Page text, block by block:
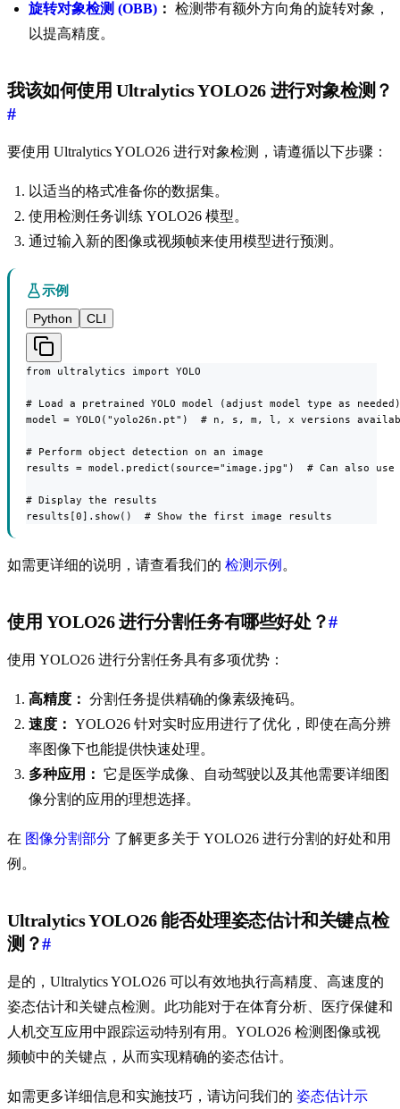
旋转对象检测 (OBB) ： 检测带有额外方向角的旋转对象，
以提高精度。
我该如何使用 Ultralytics YOLO26 进行对象检测？
#
要使用 Ultralytics YOLO26 进行对象检测，请遵循以下步骤：
以适当的格式准备你的数据集。
使用检测任务训练 YOLO26 模型。
通过输入新的图像或视频帧来使用模型进行预测。
示例
Python
CLI
from ultralytics import YOLO
# Load a pretrained YOLO model (adjust model type as needed)
model = YOLO("yolo26n.pt")  # n, s, m, l, x versions
# Perform object detection on an image
results = model.predict(source="image.jpg")  # Can also
# Display the results
results[0].show()  # Show the first image results
如需更详细的说明，请查看我们的 检测示例 。
使用 YOLO26 进行分割任务有哪些好处？#
使用 YOLO26 进行分割任务具有多项优势：
高精度： 分割任务提供精确的像素级掩码。
速度： YOLO26 针对实时应用进行了优化，即使在高分辨
率图像下也能提供快速处理。
多种应用： 它是医学成像、自动驾驶以及其他需要详细图
像分割的应用的理想选择。
在 图像分割部分 了解更多关于 YOLO26 进行分割的好处和用
例。
Ultralytics YOLO26 能否处理姿态估计和关键点检
测？#
是的，Ultralytics YOLO26 可以有效地执行高精度、高速度的
姿态估计和关键点检测。此功能对于在体育分析、医疗保健和
人机交互应用中跟踪运动特别有用。YOLO26 检测图像或视
频帧中的关键点，从而实现精确的姿态估计。
如需更多详细信息和实施技巧，请访问我们的 姿态估计示